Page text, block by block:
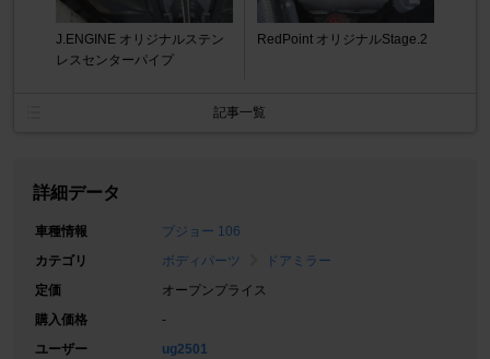
J.ENGINE オリジナルステン
レスセンターパイプ
RedPoint オリジナルStage.2
記事一覧
詳細データ
車種情報
プジョー 106
カテゴリ
ボディパーツ
ドアミラー
定価
オープンプライス
購入価格
-
ユーザー
ug2501